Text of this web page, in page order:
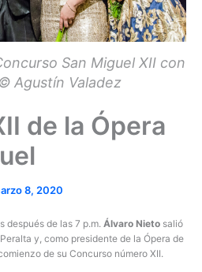
San Miguel XII con
Agustín Valadez
de la Ópera
8, 2020
después de las 7 p.m. Álvaro Nieto salió
y, como presidente de la Ópera de
de su Concurso número XII.